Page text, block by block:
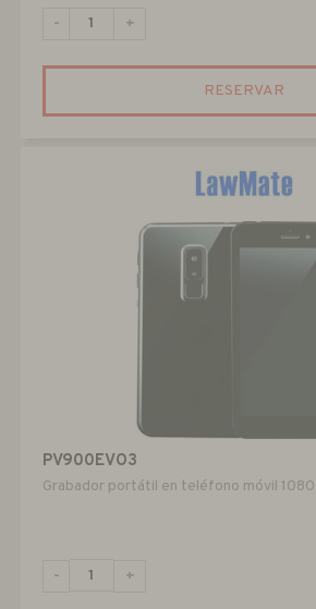
- +
RESERVAR
PV900EVO3
Grabador portátil en teléfono móvil
- +